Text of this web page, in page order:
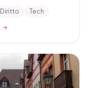
Diritto Tech